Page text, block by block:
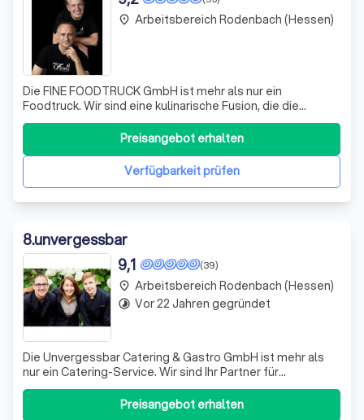
Die FINE FOODTRUCK GmbH ist mehr als nur ein
Foodtruck. Wir sind eine kulinarische Fusion, die die
traditionellen Küchen von Hessen und Schwaben in
einzigartige Geschmackskombinationen verwandelt. Mit
Leidenschaft und Kreativität bringen wir diese köstlichen
Kreationen auf die Straße und direkt auf
Verfügbarkeit prüfen
Preisangebot erhalten
place Arbeitsbereich Rodenbach (Hessen)
8.unvergessbar
(39)
9,1
Die Unvergessbar Catering & Gastro GmbH ist mehr als
nur ein Catering-Service. Wir sind Ihr Partner für
unvergessliche Erlebnisse und Momente. Mit kreativem
Perfektionismus, professionellem Know-How und
höchster Qualität stellen wir Sie als Kunden in den
Preisangebot erhalten
place Arbeitsbereich Rodenbach (Hessen)
timelapse Vor 22 Jahren gegründet